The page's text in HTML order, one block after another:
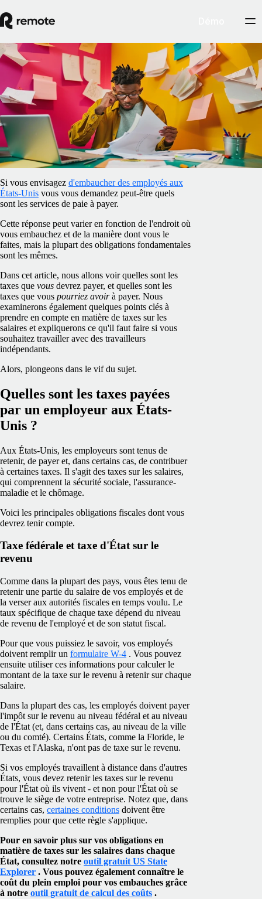
Blog/Fiscalité
Quelles sont les taxes payées par les
employeurs aux États-Unis ?
Ana Vieira
17 avril 2025
Si vous envisagez d'embaucher des employés aux
États-Unis vous vous demandez peut-être quels
sont les services de paie à payer.
Cette réponse peut varier en fonction de l'endroit où
vous embauchez et de la manière dont vous le
faites, mais la plupart des obligations fondamentales
sont les mêmes.
Dans cet article, nous allons voir quelles sont les
taxes que vous devrez payer, et quelles sont les
taxes que vous pourriez avoirà payer. Nous
examinerons également quelques points clés à
prendre en compte en matière de taxes sur les
salaires et expliquerons ce qu'il faut faire si vous
souhaitez travailler avec des travailleurs
indépendants.
Alors, plongeons dans le vif du sujet.
Quelles sont les taxes payées
par un employeur aux États-
Unis ?
Aux États-Unis, les employeurs sont tenus de
retenir, de payer et, dans certains cas, de contribuer
à certaines taxes. Il s'agit des taxes sur les salaires,
qui comprennent la sécurité sociale, l'assurance-
maladie et le chômage.
Voici les principales obligations fiscales dont vous
devrez tenir compte.
Taxe fédérale et taxe d'État sur le
revenu
Comme dans la plupart des pays, vous êtes tenu de
retenir une partie du salaire de vos employés et de
la verser aux autorités fiscales en temps voulu. Le
taux spécifique de chaque taxe dépend du niveau
de revenu de l'employé et de son statut fiscal.
Pour que vous puissiez le savoir, vos employés
doivent remplir un formulaire W-4 . Vous pouvez
ensuite utiliser ces informations pour calculer le
montant de la taxe sur le revenu à retenir sur chaque
salaire.
Dans la plupart des cas, les employés doivent payer
l'impôt sur le revenu au niveau fédéral et au niveau
de l'État (et, dans certains cas, au niveau de la ville
ou du comté). Certains États, comme la Floride, le
Texas et l'Alaska, n'ont pas de taxe sur le revenu.
Si vos employés travaillent à distance dans d'autres
États, vous devez retenir les taxes sur le revenu
pour l'État où ils vivent - et non pour l'État où se
trouve le siège de votre entreprise. Notez que, dans
certains cas, certaines conditions doivent être
remplies pour que cette règle s'applique.
Pour en savoir plus sur vos obligations en
matière de taxes sur les salaires dans chaque
État, consultez notre outil gratuit US State
Explorer . Vous pouvez également connaître le
coût du plein emploi pour vos embauches grâce
à notre outil gratuit de calcul des coûts .